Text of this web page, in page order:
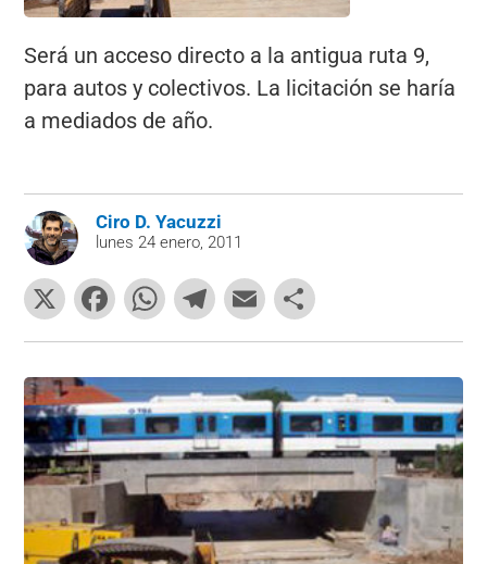
Será un acceso directo a la antigua ruta 9,
para autos y colectivos. La licitación se haría
a mediados de año.
Ciro D. Yacuzzi
lunes 24 enero, 2011
X
F
a
c
e
b
o
o
k
W
h
at
s
A
p
p
T
el
e
gr
a
m
E
m
ai
l
o
m
p
ar
tir